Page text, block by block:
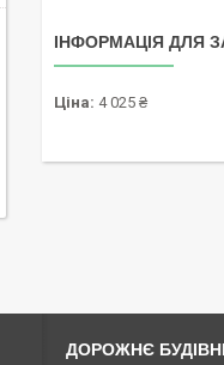
ІНФОРМАЦІЯ ДЛЯ
Ціна: 4 025 ₴
ДОРОЖНЄ